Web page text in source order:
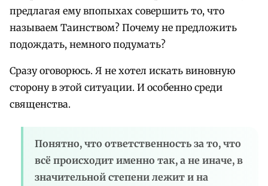
предлагая ему впопыхах совершить то, что
называем Таинством? Почему не предложить
подождать, немного подумать?
Сразу оговорюсь. Я не хотел искать виновную
сторону в этой ситуации. И особенно среди
священства.
Понятно, что ответственность за то, что
всё происходит именно так, а не иначе, в
значительной степени лежит и на